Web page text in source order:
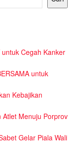
Cegah Kanker
untuk
Kebajikan
Atlet Menuju Porprov
Gelar Piala Wali